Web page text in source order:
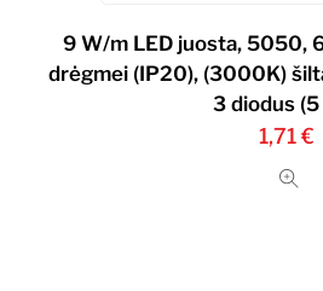
9 W/m LED juosta, 5050,
drėgmei (IP20), (3000K)
3 diodus (5
1,71€